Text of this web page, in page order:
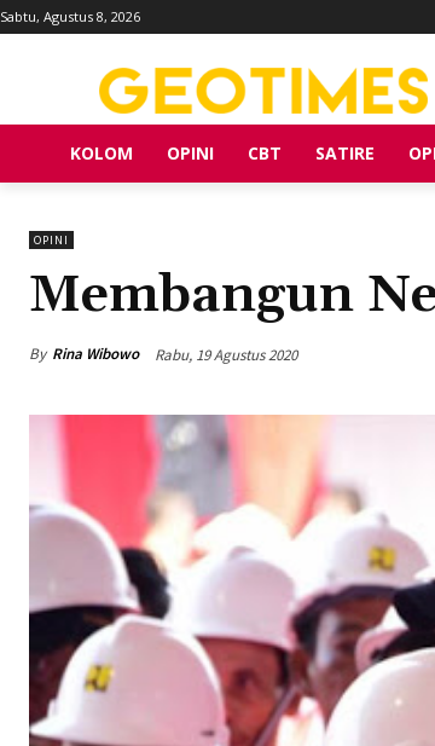
Sabtu, Agustus 8, 2026
KOLOM OPINI CBT SATIRE
OPINI
Membangun
By Rina Wibowo Rabu, 19 Agustus 2020